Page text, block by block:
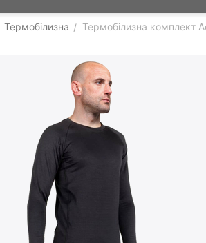
Термобілизна / Термобілизна комплект